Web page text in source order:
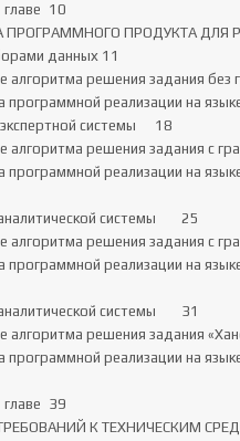
10
данных	11
решения задания без
реализации на языке
системы	18
решения задания с
программной реализации на
системы	25
решения задания с
программной реализации на
системы	31
решения задания
программной реализации на
39
К ТЕХНИЧЕСКИМ